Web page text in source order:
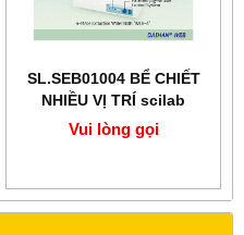
SL.SEB01004 BỂ CHIẾT
NHIỀU VỊ TRÍ scilab
Vui lòng gọi